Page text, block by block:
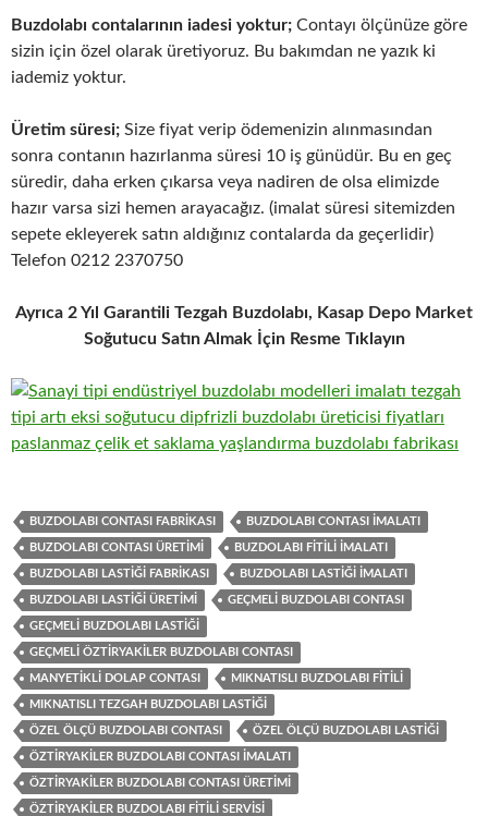
Buzdolabı contalarının iadesi yoktur; Contayı ölçünüze göre
sizin için özel olarak üretiyoruz. Bu bakımdan ne yazık ki
iademiz yoktur.
Üretim süresi; Size fiyat verip ödemenizin alınmasından
sonra contanın hazırlanma süresi 10 iş günüdür. Bu en geç
süredir, daha erken çıkarsa veya nadiren de olsa elimizde
hazır varsa sizi hemen arayacağız. (imalat süresi sitemizden
sepete ekleyerek satın aldığınız contalarda da geçerlidir)
Telefon 0212 2370750
Ayrıca 2 Yıl Garantili Tezgah Buzdolabı, Kasap Depo Market
Soğutucu Satın Almak İçin Resme Tıklayın
BUZDOLABI CONTASI FABRIKASI BUZDOLABI CONTASI IMALATI
BUZDOLABI CONTASI ÜRETIMI BUZDOLABI FITILI IMALATI
BUZDOLABI LASTIĞI FABRIKASI BUZDOLABI LASTIĞI IMALATI
BUZDOLABI LASTIĞI ÜRETIMI GEÇMELI BUZDOLABI CONTASI
GEÇMELI BUZDOLABI LASTIĞI
GEÇMELI ÖZTIRYAKILER BUZDOLABI CONTASI
MANYETIKLI DOLAP CONTASI MIKNATISLI BUZDOLABI FITILI
MIKNATISLI TEZGAH BUZDOLABI LASTIĞI
ÖZEL ÖLÇÜ BUZDOLABI CONTASI ÖZEL ÖLÇÜ BUZDOLABI LASTIĞI
ÖZTIRYAKILER BUZDOLABI CONTASI IMALATI
ÖZTIRYAKILER BUZDOLABI CONTASI ÜRETIMI
ÖZTIRYAKILER BUZDOLABI FITILI SERVISI